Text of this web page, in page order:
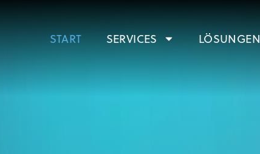
START SERVICES LÖSUNGEN